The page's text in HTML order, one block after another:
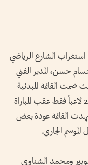
الشارع الرياضي
حسن، المدير الفني
استعداداً لمونديال 2026، حيث ضمت القائمة المبدئية
لمنتخب مصر 27 لاعباً، على أن يتم اختيار 26 لاعباً فقط عقب المباراة
الجاري، كما شهدت القائمة عودة بعض
الجاري.
ومحمد الشناوي